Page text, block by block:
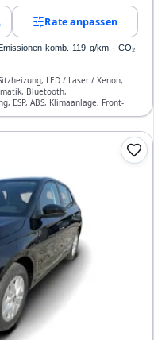
Rate anpassen
komb. 119 g/km · CO₂-
LED / Laser / Xenon,
Bluetooth,
ESP, ABS, Klimaanlage, Front-